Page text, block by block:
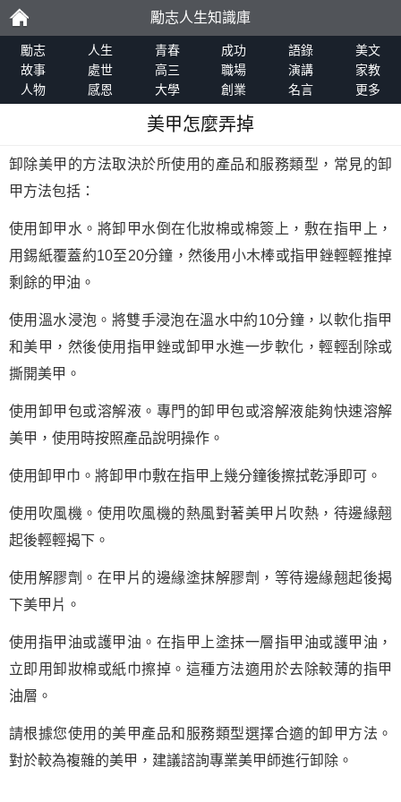
勵
志
勵志人生知識庫
勵志 人生 青春 成功 語錄
美文
故事
處世 高三 職場 演講
家教
人物
感恩 大學 創業 名言 更多
美甲怎麼弄掉
卸除美甲的方法取決於所使用的產品和服務類型，常見的卸
甲方法包括：
使用卸甲水。將卸甲水倒在化妝棉或棉簽上，敷在指甲上，
用錫紙覆蓋約10至20分鐘，然後用小木棒或指甲銼輕輕推掉
剩餘的甲油。
使用溫水浸泡。將雙手浸泡在溫水中約10分鐘，以軟化指甲
和美甲，然後使用指甲銼或卸甲水進一步軟化，輕輕刮除或
撕開美甲。
使用卸甲包或溶解液。專門的卸甲包或溶解液能夠快速溶解
美甲，使用時按照產品說明操作。
使用卸甲巾。將卸甲巾敷在指甲上幾分鐘後擦拭乾淨即可。
使用吹風機。使用吹風機的熱風對著美甲片吹熱，待邊緣翹
起後輕輕揭下。
使用解膠劑。在甲片的邊緣塗抹解膠劑，等待邊緣翹起後揭
下美甲片。
使用指甲油或護甲油。在指甲上塗抹一層指甲油或護甲油，
立即用卸妝棉或紙巾擦掉。這種方法適用於去除較薄的指甲
油層。
請根據您使用的美甲產品和服務類型選擇合適的卸甲方法。
對於較為複雜的美甲，建議諮詢專業美甲師進行卸除。